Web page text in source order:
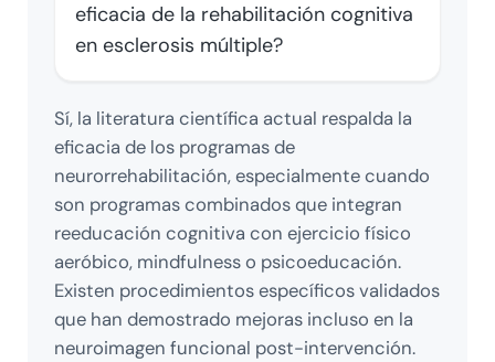
eficacia de la rehabilitación cognitiva
en esclerosis múltiple?
Sí, la literatura científica actual respalda la
eficacia de los programas de
neurorrehabilitación, especialmente cuando
son programas combinados que integran
reeducación cognitiva con ejercicio físico
aeróbico, mindfulness o psicoeducación.
Existen procedimientos específicos validados
que han demostrado mejoras incluso en la
neuroimagen funcional post-intervención.